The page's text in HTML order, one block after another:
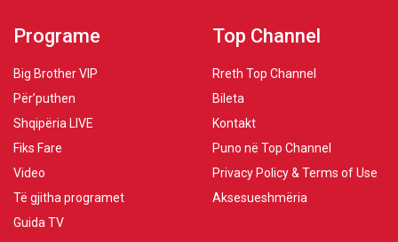
Programe
Big Brother VIP
Për’puthen
Shqipëria LIVE
Fiks Fare
Video
Të gjitha programet
Guida TV
Top Channel
Rreth Top Channel
Bileta
Kontakt
Puno në Top Channel
Privacy Policy & Terms of Use
Aksesueshmëria